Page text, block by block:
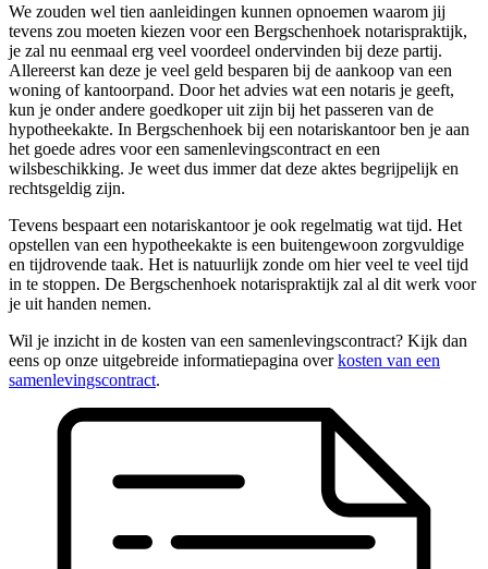
We zouden wel tien aanleidingen kunnen opnoemen waarom jij
tevens zou moeten kiezen voor een Bergschenhoek notarispraktijk,
je zal nu eenmaal erg veel voordeel ondervinden bij deze partij.
Allereerst kan deze je veel geld besparen bij de aankoop van een
woning of kantoorpand. Door het advies wat een notaris je geeft,
kun je onder andere goedkoper uit zijn bij het passeren van de
hypotheekakte. In Bergschenhoek bij een notariskantoor ben je aan
het goede adres voor een samenlevingscontract en een
wilsbeschikking. Je weet dus immer dat deze aktes begrijpelijk en
rechtsgeldig zijn.
Tevens bespaart een notariskantoor je ook regelmatig wat tijd. Het
opstellen van een hypotheekakte is een buitengewoon zorgvuldige
en tijdrovende taak. Het is natuurlijk zonde om hier veel te veel tijd
in te stoppen. De Bergschenhoek notarispraktijk zal al dit werk voor
je uit handen nemen.
Wil je inzicht in de kosten van een samenlevingscontract? Kijk dan
eens op onze uitgebreide informatiepagina overkosten van een
samenlevingscontract.